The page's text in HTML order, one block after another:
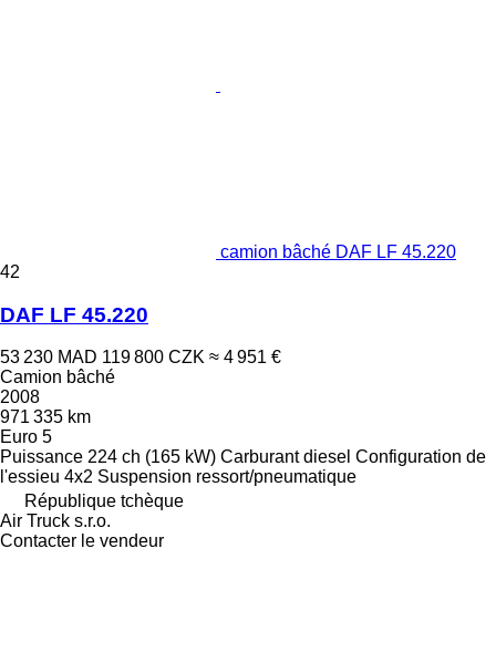
camion bâché DAF LF 45.220
42
DAF LF 45.220
53 230 MAD 119 800 CZK ≈ 4 951 €
Camion bâché
2008
971 335 km
Euro 5
Puissance 224 ch (165 kW) Carburant diesel Configuration de
l'essieu 4x2 Suspension ressort/pneumatique
République tchèque
Air Truck s.r.o.
Contacter le vendeur